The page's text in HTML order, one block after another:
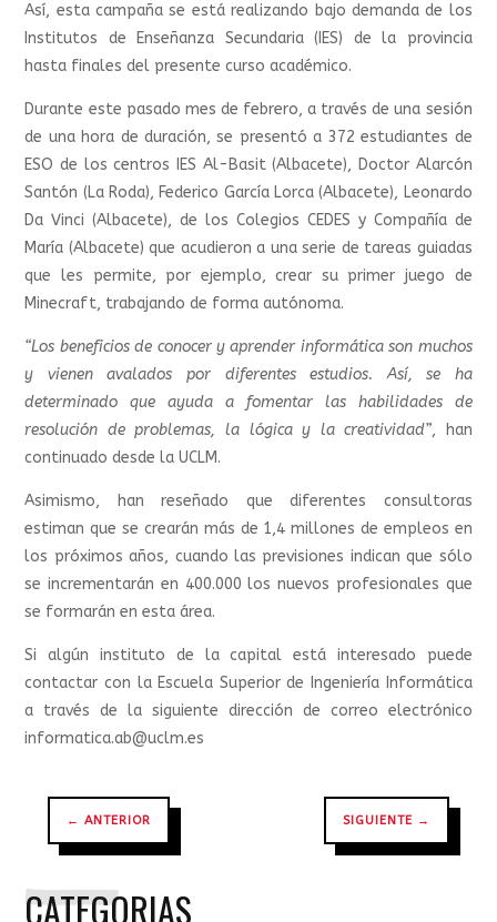
Así, esta campaña se está realizando bajo demanda de los
Institutos de Enseñanza Secundaria (IES) de la provincia
hasta finales del presente curso académico.
Durante este pasado mes de febrero, a través de una sesión
de una hora de duración, se presentó a 372 estudiantes de
ESO de los centros IES Al-Basit (Albacete), Doctor Alarcón
Santón (La Roda), Federico García Lorca (Albacete), Leonardo
Da Vinci (Albacete), de los Colegios CEDES y Compañía de
María (Albacete) que acudieron a una serie de tareas guiadas
que les permite, por ejemplo, crear su primer juego de
Minecraft, trabajando de forma autónoma.
“Los beneficios de conocer y aprender informática son muchos
y vienen avalados por diferentes estudios. Así, se ha
determinado que ayuda a fomentar las habilidades de
resolución de problemas, la lógica y la creatividad”, han
continuado desde la UCLM.
Asimismo, han reseñado que diferentes consultoras
estiman que se crearán más de 1,4 millones de empleos en
los próximos años, cuando las previsiones indican que sólo
se incrementarán en 400.000 los nuevos profesionales que
se formarán en esta área.
Si algún instituto de la capital está interesado puede
contactar con la Escuela Superior de Ingeniería Informática
a través de la siguiente dirección de correo electrónico
informatica.ab@uclm.es
← ANTERIOR SIGUIENTE →
CATEGORIAS